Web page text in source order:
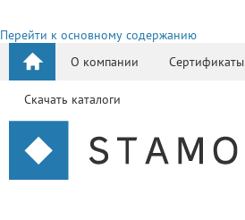
Перейти к основному содержанию
О компании
Сертификаты
Скачать каталоги